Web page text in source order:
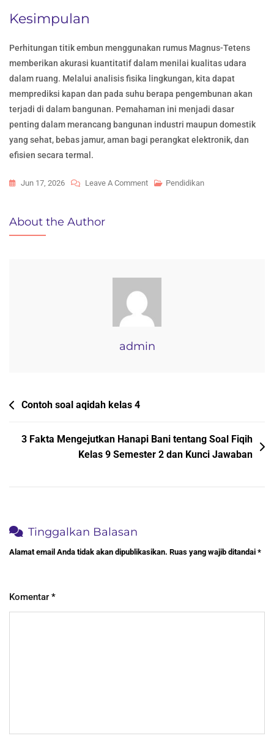
Kesimpulan
Perhitungan titik embun menggunakan rumus Magnus-Tetens
memberikan akurasi kuantitatif dalam menilai kualitas udara
dalam ruang. Melalui analisis fisika lingkungan, kita dapat
memprediksi kapan dan pada suhu berapa pengembunan akan
terjadi di dalam bangunan. Pemahaman ini menjadi dasar
penting dalam merancang bangunan industri maupun domestik
yang sehat, bebas jamur, aman bagi perangkat elektronik, dan
efisien secara termal.
Jun 17, 2026 Leave A CommentOn
Udara
Soal
Fisika
Pendidikan
About the Author
admin
Navigasi
Contoh soal aqidah kelas 4
3 Fakta Mengejutkan Hanapi Bani tentang Soal Fiqih
Kelas 9 Semester 2 dan Kunci Jawaban
Tinggalkan Balasan
Alamat email Anda tidak akan dipublikasikan. Ruas yang wajib ditandai *
Komentar *